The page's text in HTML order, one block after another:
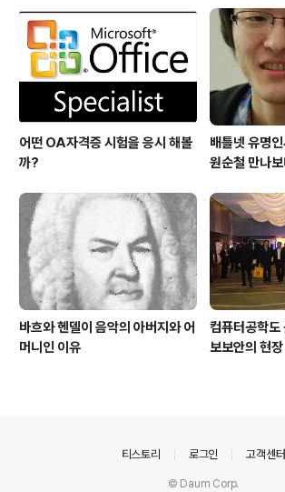
어떤 OA자격증 시험을 응시 해볼
까?
배틀넷 유명
원순철 만나보
바흐와 헨델이 음악의 아버지와 어
머니인 이유
컴퓨터공학도
보보안의 현장
티스토리 로그인 고객센터
© Daum Corp.